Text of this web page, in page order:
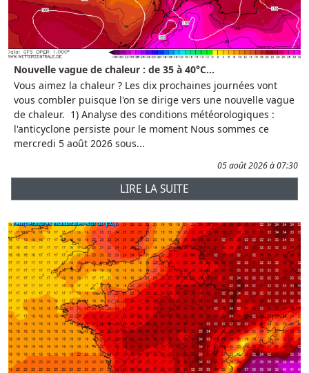
Nouvelle vague de chaleur : de 35 à 40°C...
Vous aimez la chaleur ? Les dix prochaines journées vont
vous combler puisque l'on se dirige vers une nouvelle vague
de chaleur. 1) Analyse des conditions météorologiques :
l'anticyclone persiste pour le moment Nous sommes ce
mercredi 5 août 2026 sous...
05 août 2026 à 07:30
LIRE LA SUITE